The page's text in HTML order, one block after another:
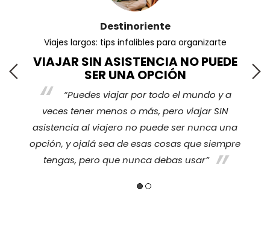
Destinoriente
Viajes largos: tips infalibles para organizarte
VIAJAR SIN ASISTENCIA NO PUEDE
SER UNA OPCIÓN
“Puedes viajar por todo el mundo y a
veces tener menos o más, pero viajar SIN
asistencia al viajero no puede ser nunca una
opción, y ojalá sea de esas cosas que siempre
tengas, pero que nunca debas usar”